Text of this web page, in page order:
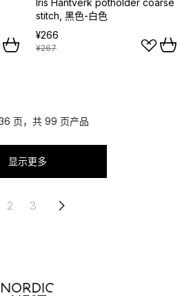
stitch, 黑色-白色
¥266
¥267
页，共 99 页产品
显示更多
2 3